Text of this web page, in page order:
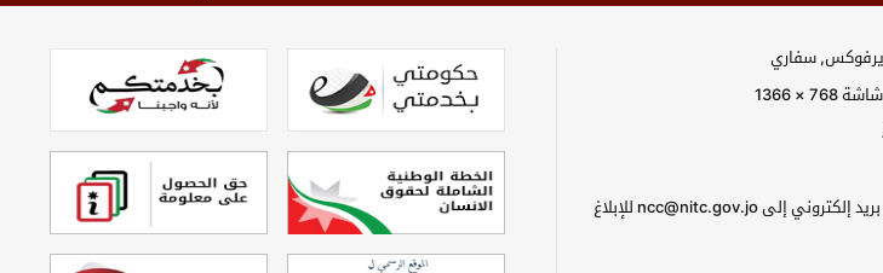
1366
يرجى الاتصال على 065008080 أو إرسال بريد إلكتروني إلى ncc@nitc.gov.jo للإبلاغ